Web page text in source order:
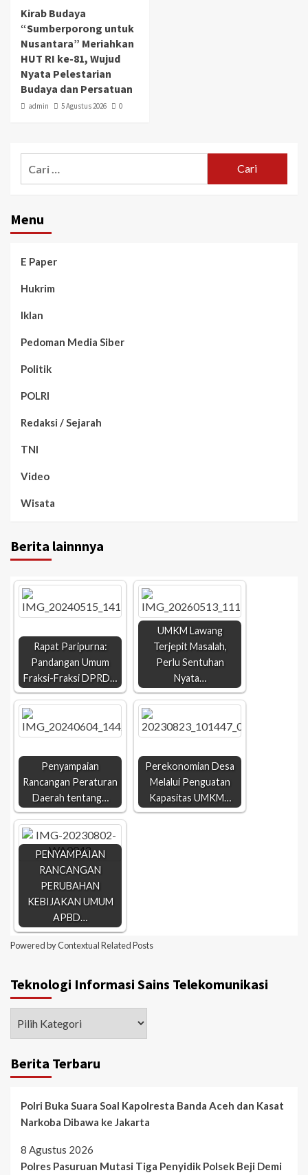
Kirab Budaya
“Sumberporong untuk
Nusantara” Meriahkan
HUT RI ke-81, Wujud
Nyata Pelestarian
Budaya dan Persatuan
admin 5 Agustus 2026 0
Menu
E Paper
Hukrim
Iklan
Pedoman Media Siber
Politik
POLRI
Redaksi / Sejarah
TNI
Video
Wisata
Berita lainnnya
Rapat Paripurna:
Pandangan Umum
Fraksi-Fraksi DPRD…
UMKM Lawang
Terjepit Masalah,
Perlu Sentuhan
Nyata…
Penyampaian
Rancangan Peraturan
Daerah tentang…
Perekonomian Desa
Melalui Penguatan
Kapasitas UMKM…
PENYAMPAIAN
RANCANGAN
PERUBAHAN
KEBIJAKAN UMUM
APBD…
Powered byContextual Related Posts
Teknologi Informasi Sains Telekomunikasi
Berita Terbaru
Polri Buka Suara Soal Kapolresta Banda Aceh dan Kasat
Narkoba Dibawa ke Jakarta
8 Agustus 2026
Polres Pasuruan Mutasi Tiga Penyidik Polsek Beji Demi